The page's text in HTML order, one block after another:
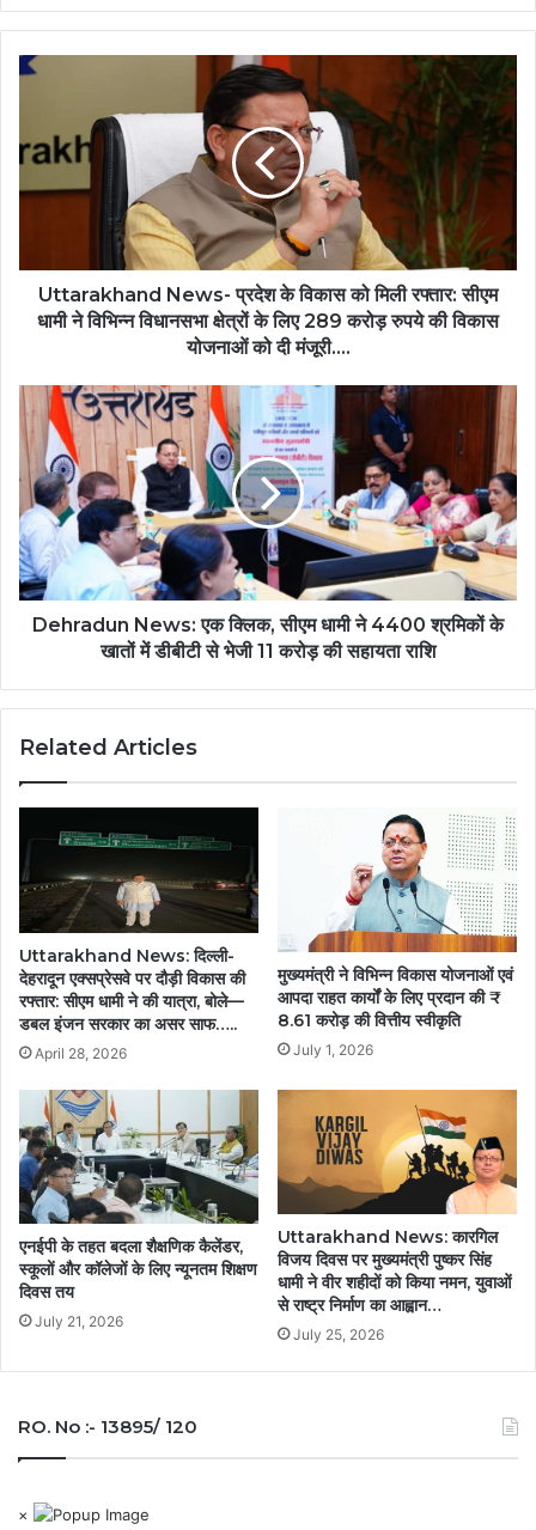
Uttarakhand
के
विकास
को
सीएम
धामी
क्षेत्रों
के
लिए
289
करोड़
रुपये
की
विकास
योजनाओं
Uttarakhand News- प्रदेश के विकास को मिली रफ्तार: सीएम
धामी ने विभिन्न विधानसभा क्षेत्रों के लिए 289 करोड़ रुपये की विकास
योजनाओं को दी मंजूरी....
Dehradun
News:
एक
क्लिक,
सीएम
धामी
ने
4400
श्रमिकों
भेजी
सहायता
राशि
Dehradun News: एक क्लिक, सीएम धामी ने 4400 श्रमिकों के
खातों में डीबीटी से भेजी 11 करोड़ की सहायता राशि
Related Articles
Uttarakhand News: दिल्ली-
देहरादून एक्सप्रेसवे पर दौड़ी विकास की
रफ्तार: सीएम धामी ने की यात्रा, बोले—
डबल इंजन सरकार का असर साफ…..
April 28, 2026
मुख्यमंत्री ने विभिन्न विकास योजनाओं एवं
आपदा राहत कार्यों के लिए प्रदान की ₹
8.61 करोड़ की वित्तीय स्वीकृति
July 1, 2026
एनईपी के तहत बदला शैक्षणिक कैलेंडर,
स्कूलों और कॉलेजों के लिए न्यूनतम शिक्षण
दिवस तय
July 21, 2026
Uttarakhand News: कारगिल
विजय दिवस पर मुख्यमंत्री पुष्कर सिंह
धामी ने वीर शहीदों को किया नमन, युवाओं
से राष्ट्र निर्माण का आह्वान…
July 25, 2026
RO. No :- 13895/ 120
×